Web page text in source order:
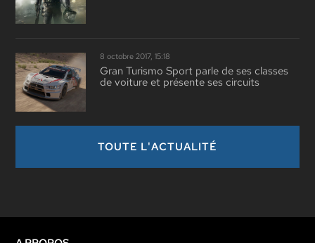
8 octobre 2017, 15:18
Gran Turismo Sport parle de ses classes
de voiture et présente ses circuits
TOUTE L'ACTUALITÉ